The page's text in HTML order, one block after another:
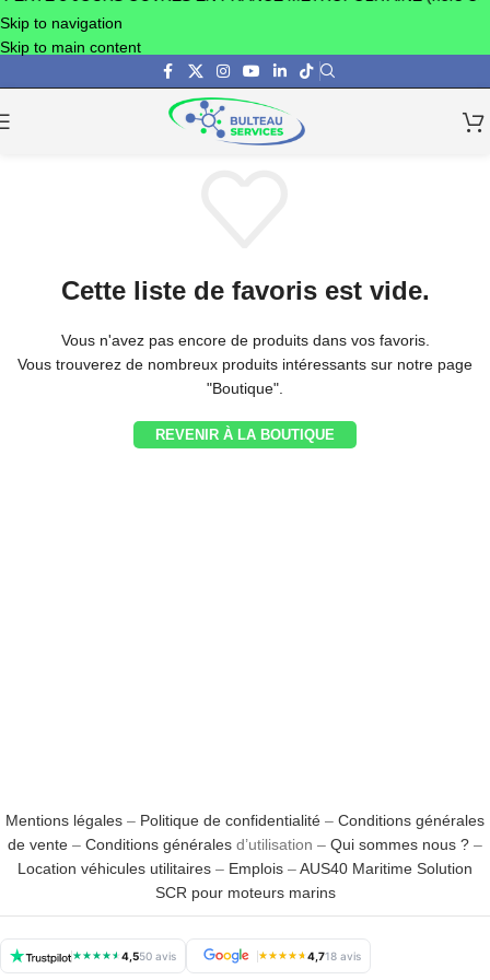
Skip to navigation
Skip to main content
Cette liste de favoris est vide.
Vous n'avez pas encore de produits dans vos favoris.
Vous trouverez de nombreux produits intéressants sur notre page
"Boutique".
REVENIR À LA BOUTIQUE
Mentions légales – Politique de confidentialité – Conditions générales
de vente – Conditions générales d’utilisation – Qui sommes nous ? –
Location véhicules utilitaires – Emplois –AUS40 Maritime Solution
SCR pour moteurs marins
★★★★★4,550 avis ★★★★★4,718 avis